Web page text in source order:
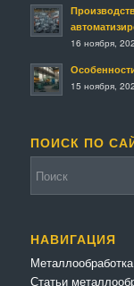
16 ноября,
15 ноября,
ПОИСК ПО
НАВИГАЦИЯ
Металлообработка
Статьи